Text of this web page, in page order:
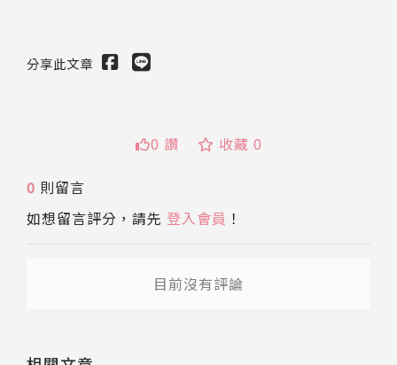
分享此文章
0 讚 收藏 0
0 則留言
如想留言評分，請先 登入會員 ！
目前沒有評論